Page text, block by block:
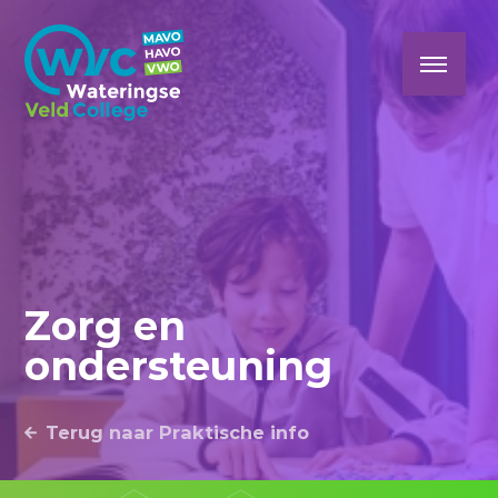
Zorg en
ondersteuning
Terug naar Praktische info